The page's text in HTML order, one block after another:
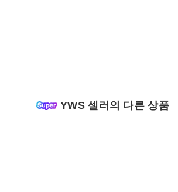
YWS 셀러의 다른 상품